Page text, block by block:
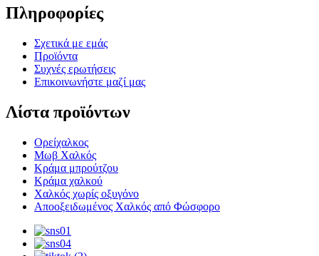
Πληροφορίες
Σχετικά με εμάς
Προϊόντα
Συχνές ερωτήσεις
Επικοινωνήστε μαζί μας
Λίστα προϊόντων
Ορείχαλκος
Μωβ Χαλκός
Κράμα μπρούτζου
Κράμα χαλκού
Χαλκός χωρίς οξυγόνο
Αποοξειδωμένος Χαλκός από Φώσφορο